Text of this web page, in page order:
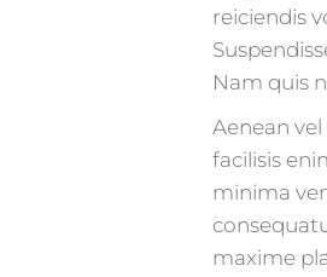
reiciendis
Nam quis
Aenean
facilisis
minima
maxime